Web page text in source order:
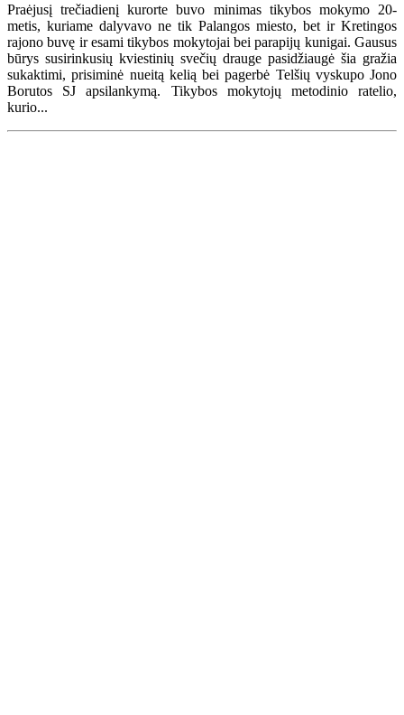
Praėjusį trečiadienį kurorte buvo minimas tikybos mokymo 20-
metis, kuriame dalyvavo ne tik Palangos miesto, bet ir Kretingos
rajono buvę ir esami tikybos mokytojai bei parapijų kunigai. Gausus
būrys susirinkusių kviestinių svečių drauge pasidžiaugė šia gražia
sukaktimi, prisiminė nueitą kelią bei pagerbė Telšių vyskupo Jono
Borutos SJ apsilankymą. Tikybos mokytojų metodinio ratelio,
kurio...